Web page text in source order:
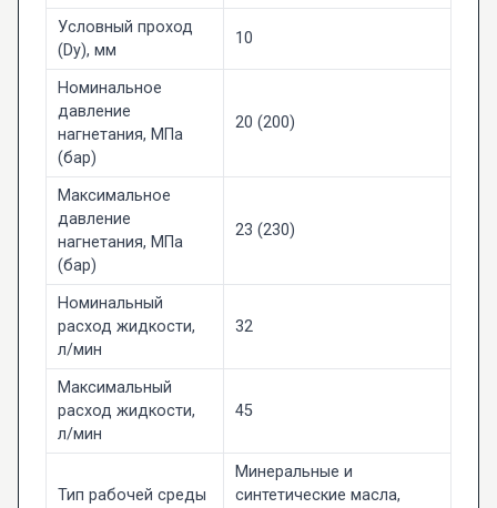
Условный проход
(Dy), мм
10
Номинальное
давление
нагнетания, МПа
(бар)
20 (200)
Максимальное
давление
нагнетания, МПа
(бар)
23 (230)
Номинальный
расход жидкости,
л/мин
32
Максимальный
расход жидкости,
л/мин
45
Тип рабочей среды
Минеральные и
синтетические масла,